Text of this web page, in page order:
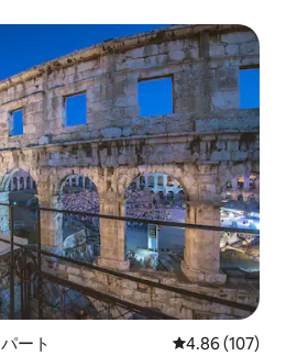
ート レビュー107
4.86 (107)